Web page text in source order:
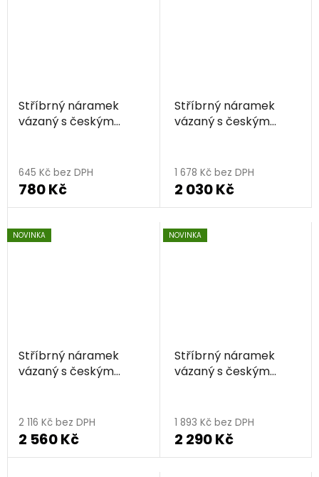
Stříbrný náramek
vázaný s českým
rhodiovaný
645 Kč bez DPH
780 Kč
Stříbrný náramek
vázaný s českým
1 678 Kč bez DPH
2 030 Kč
NOVINKA
Stříbrný náramek
vázaný s českým
2 116 Kč bez DPH
2 560 Kč
NOVINKA
Stříbrný náramek
vázaný s českým
1 893 Kč bez DPH
2 290 Kč